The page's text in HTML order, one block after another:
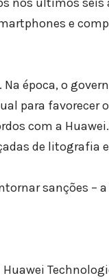
e
época, o
para favorecer
com a Huawei.
de litografia
sanções – a